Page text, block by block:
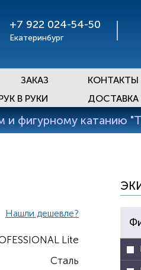
+7 922 024-54-50
Екатеринбург
ЗАКАЗ
КОНТАКТЫ
В РУКИ ДОСТАВКА
и фигурному катанию
Нашли дешевле?
Lite
Сталь